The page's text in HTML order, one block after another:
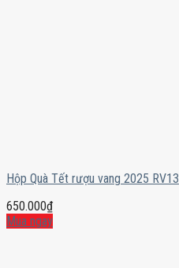
Hộp Quà Tết rượu vang 2025 RV13
650.000₫
Mua ngay